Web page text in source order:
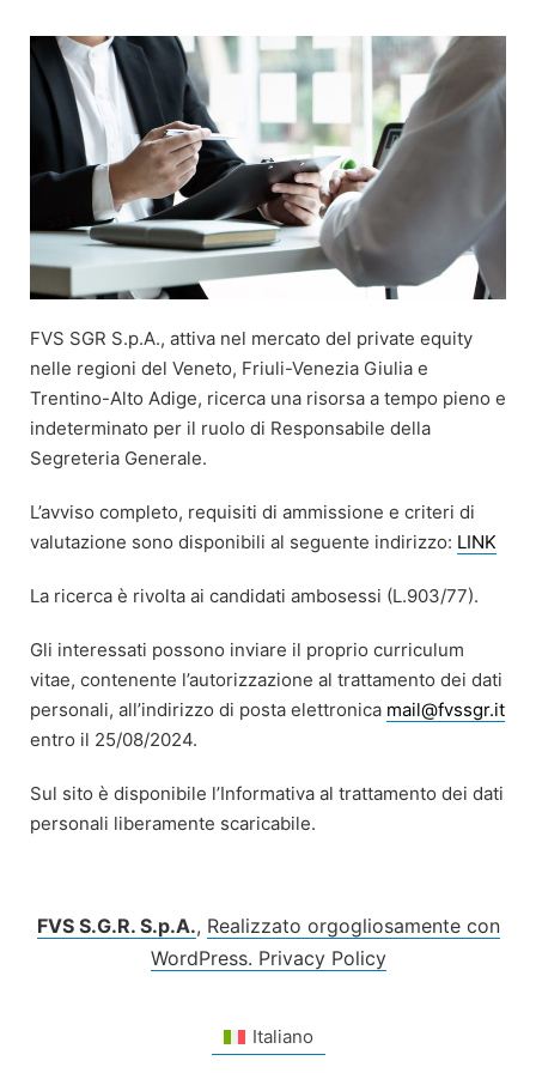
contenuto
FVS SGR S.p.A., attiva nel mercato del private equity
nelle regioni del Veneto, Friuli-Venezia Giulia e
Trentino-Alto Adige, ricerca una risorsa a tempo pieno e
indeterminato per il ruolo di Responsabile della
Segreteria Generale.
L’avviso completo, requisiti di ammissione e criteri di
valutazione sono disponibili al seguente indirizzo: LINK
La ricerca è rivolta ai candidati ambosessi (L.903/77).
Gli interessati possono inviare il proprio curriculum
vitae, contenente l’autorizzazione al trattamento dei dati
personali, all’indirizzo di posta elettronica mail@fvssgr.it
entro il 25/08/2024.
Sul sito è disponibile l’Informativa al trattamento dei dati
personali liberamente scaricabile.
FVS S.G.R. S.p.A., Realizzato orgogliosamente con
WordPress. Privacy Policy
Italiano